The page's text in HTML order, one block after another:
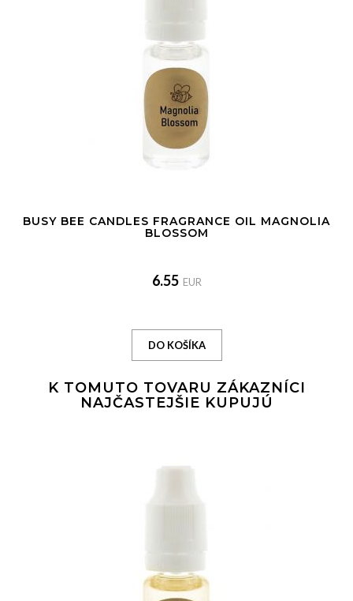
BUSY BEE CANDLES FRAGRANCE OIL MAGNOLIA
BLOSSOM
6.55 EUR
K TOMUTO TOVARU ZÁKAZNÍCI
NAJČASTEJŠIE KUPUJÚ